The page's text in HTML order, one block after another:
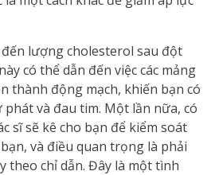
lượng cholesterol sau đột
có thể dẫn đến việc các mảng
thành động mạch, khiến bạn có
và đau tim. Một lần nữa, có
sĩ sẽ kê cho bạn để kiểm soát
và điều quan trọng là phải
theo chỉ dẫn. Đây là một tình